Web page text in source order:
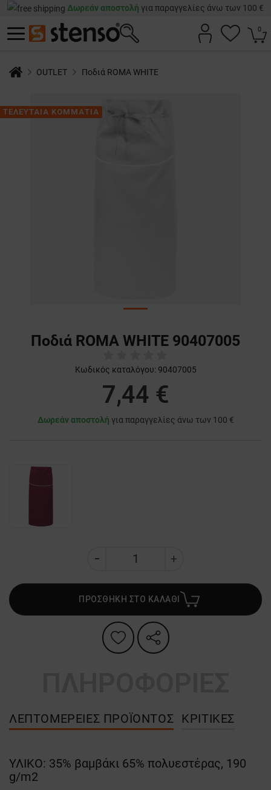
Δωρεάν αποστολή για παραγγελίες άνω των 100 €
0
OUTLET Ποδιά ROMA WHITE
ΤΕΛΕΥΤΑΙΑ ΚΟΜΜΑΤΙΑ
Ποδιά ROMA WHITE 90407005
Κωδικός καταλόγου: 90407005
7,44 €
Δωρεάν αποστολή για παραγγελίες άνω των 100 €
ΠΡΟΣΘΗΚΗ ΣΤΟ ΚΑΛΑΘΙ
ΛΕΠΤΟΜΈΡΕΙΕΣ ΠΡΟΪΌΝΤΟΣ ΚΡΙΤΙΚΈΣ
ΥΛΙΚΟ: 35% βαμβάκι 65% πολυεστέρας, 190
g/m2